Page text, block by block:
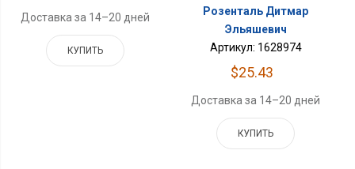
Доставка за 14–20 дней
КУПИТЬ
Розенталь Дитмар
Эльяшевич
Артикул: 1628974
$25.43
Доставка за 14–20 дней
КУПИТЬ